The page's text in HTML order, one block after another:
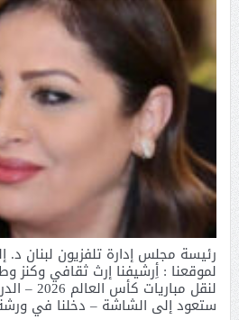
رئيسة مجلس إدارة تلفزيون لبنان د.
لموقعنا : أِرشيفنا إرث ثقافي وكنز
لنقل
ستعود إلى الشاشة – دخلنا في